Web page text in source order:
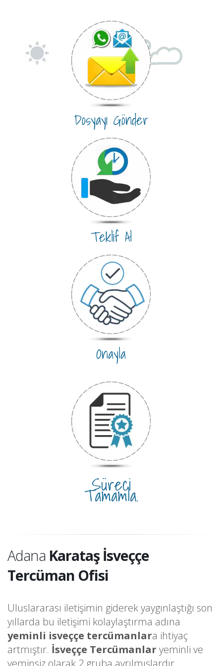
Dosyayı Gönder
Teklif Al
Onayla
Süreci
Tamamla.
Adana Karataş İsveççe
Tercüman Ofisi
Uluslararası iletişimin giderek yaygınlaştığı son
yıllarda bu iletişimi kolaylaştırma adına
yeminli isveççe tercümanlara ihtiyaç
artmıştır. İsveççe Tercümanlar yeminli ve
yeminsiz olarak 2 gruba ayrılmışlardır.